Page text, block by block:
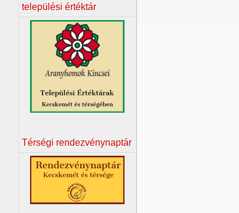
települési értéktár
Térségi rendezvénynaptár